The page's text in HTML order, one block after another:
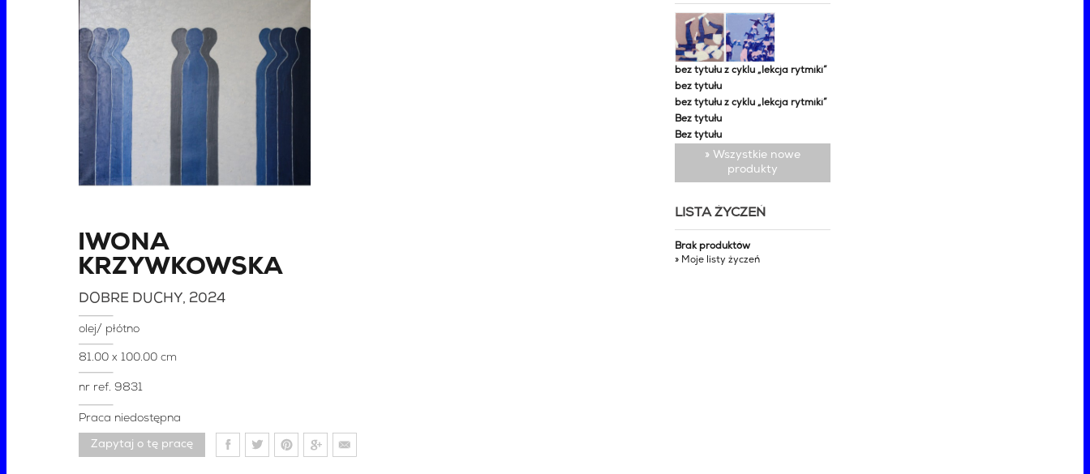
IWONA
KRZYWKOWSKA
DOBRE DUCHY, 2024
olej/ płótno
81.00 x 100.00 cm
nr ref. 9831
Praca niedostępna
Zapytaj o tę pracę
bez tytułu z cyklu „lekcja rytmiki”
bez tytułu
bez tytułu z cyklu „lekcja rytmiki”
Bez tytułu
Bez tytułu
» Wszystkie nowe
produkty
LISTA ŻYCZEŃ
Brak produktów
» Moje listy życzeń